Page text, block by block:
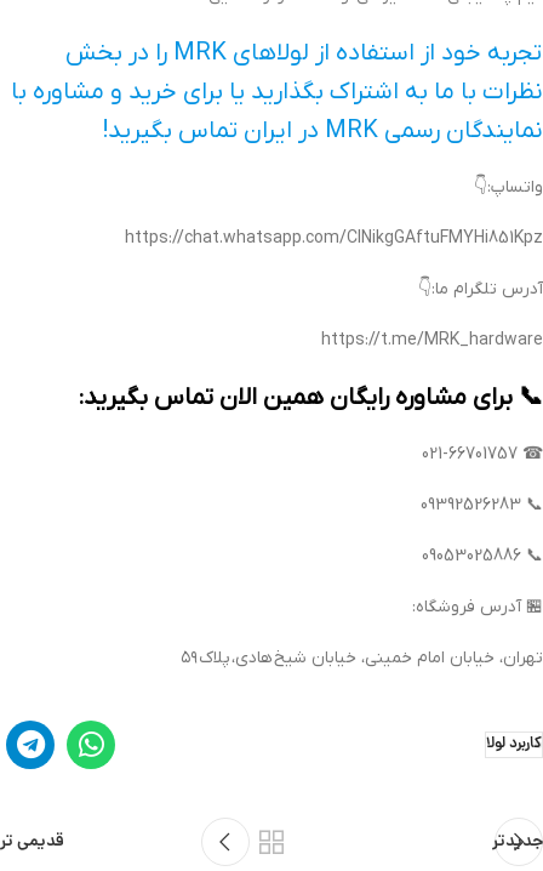
تجربه خود از استفاده از لولاهای MRK را در بخش
نظرات با ما به اشتراک بگذارید یا برای خرید و مشاوره با
نمایندگان رسمی MRK در ایران تماس بگیرید!
واتساپ:👇
آدرس تلگرام ما:👇
📞 برای مشاوره رایگان همین الان تماس بگیرید:
☎ 021-66701757
📞 09392526283
📞 09053025886
🏪 آدرس فروشگاه:
تهران، خیابان امام خمینی، خیابان شیخ هادی، پلاک ۵۹
کاربرد لولا
جدیدتر قدیمی تر